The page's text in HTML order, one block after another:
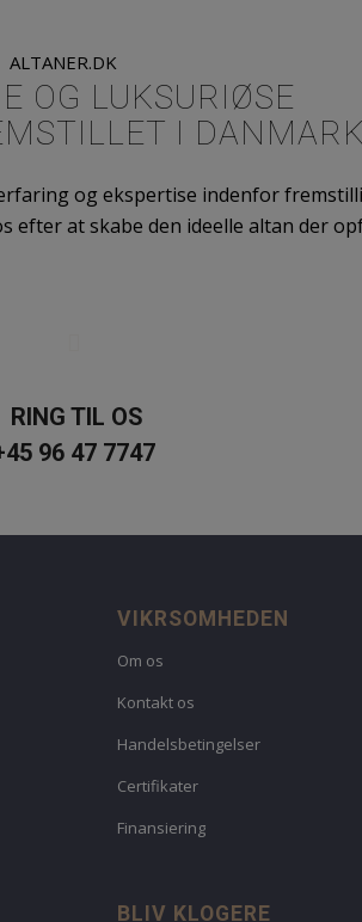
ALTANER.DK
OG LUKSURIØSE
I DANMARK
og ekspertise indenfor
at skabe den ideelle altan der
RING TIL OS
96 47 7747
VIKRSOMHEDEN
Om os
Kontakt os
Handelsbetingelser
Certifikater
Finansiering
BLIV KLOGERE